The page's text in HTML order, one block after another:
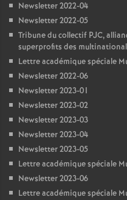
Newsletter 2022-04
Newsletter 2022-05
Tribune du collectif PJC,
superprofits des
Lettre académique spéciale
Newsletter 2022-06
Newsletter 2023-01
Newsletter 2023-02
Newsletter 2023-03
Newsletter 2023-04
Newsletter 2023-05
Lettre académique spéciale
Newsletter 2023-06
Lettre académique spéciale